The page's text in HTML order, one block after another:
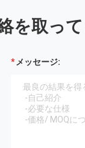
を取っ
メッセージ: